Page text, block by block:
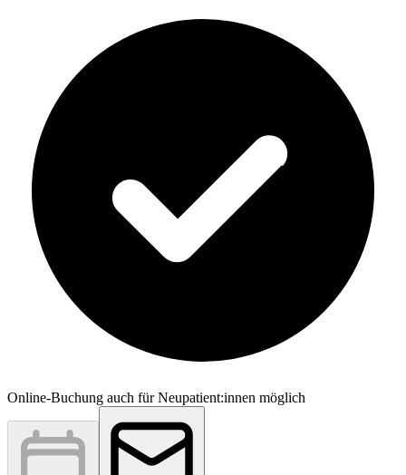
Online-Buchung auch für Neupatient:innen möglich